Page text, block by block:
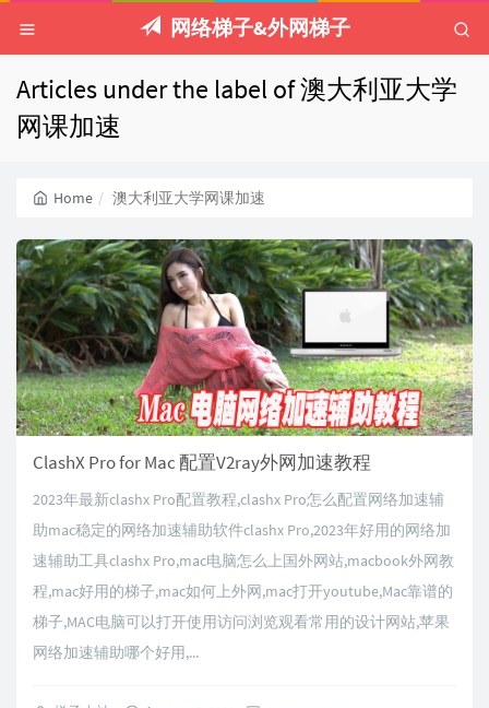
网络梯子&外网梯子
Articles under the label of 澳大利亚大学
网课加速
Home 澳大利亚大学网课加速
ClashX Pro for Mac 配置V2ray外网加速教程
2023年最新clashx Pro配置教程,clashx Pro怎么配置网络加速辅
助mac稳定的网络加速辅助软件clashx Pro,2023年好用的网络加
速辅助工具clashx Pro,mac电脑怎么上国外网站,macbook外网教
程,mac好用的梯子,mac如何上外网,mac打开youtube,Mac靠谱的
梯子,MAC电脑可以打开使用访问浏览观看常用的设计网站,苹果
网络加速辅助哪个好用,...